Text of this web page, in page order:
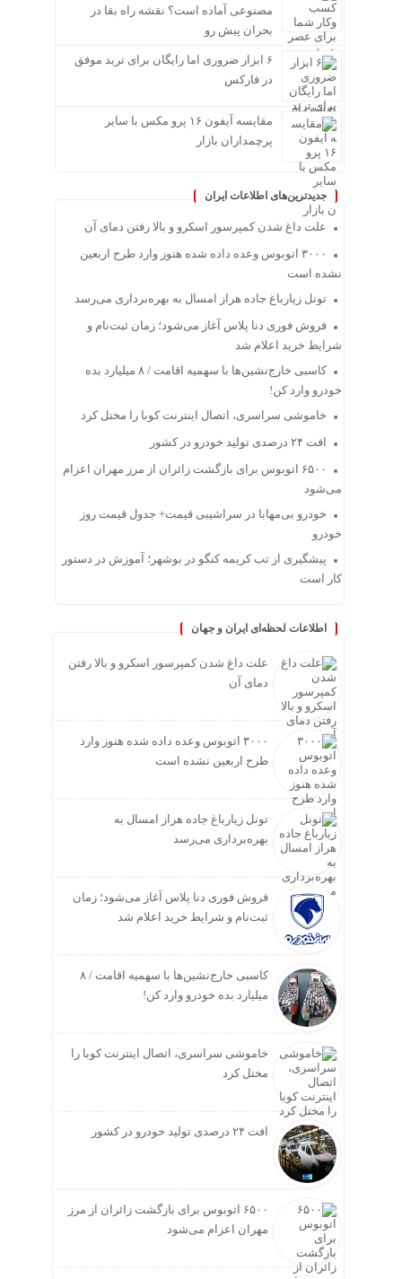
مصنوعی آماده است؟ نقشه راه بقا در
بحران پیش رو
۶ ابزار ضروری اما رایگان برای ترید موفق
در فارکس
مقایسه آیفون ۱۶ پرو مکس با سایر
پرچمداران بازار
جدیدترین‌های اطلاعات ایران
علت داغ شدن کمپرسور اسکرو و بالا رفتن دمای آن
۳۰۰۰ اتوبوس وعده داده شده هنوز وارد طرح اربعین
نشده است
تونل زیارباغ جاده هراز امسال به بهره‌برداری می‌رسد
فروش فوری دنا پلاس آغاز می‌شود؛ زمان ثبت‌نام و
شرایط خرید اعلام شد
کاسبی خارج‌نشین‌ها با سهمیه اقامت / ۸ میلیارد بده
خودرو وارد کن!
خاموشی سراسری، اتصال اینترنت کوبا را مختل کرد
افت ۲۴ درصدی تولید خودرو در کشور
۶۵۰۰ اتوبوس برای بازگشت زائران از مرز مهران اعزام
می‌شود
خودرو بی‌مهابا در سراشیبی قیمت+ جدول قیمت روز
خودرو
پیشگیری از تب کریمه کنگو در بوشهر؛ آموزش در دستور
کار است
اطلاعات لحظه‌ای ایران و جهان
علت داغ شدن کمپرسور اسکرو و بالا رفتن
دمای آن
۳۰۰۰ اتوبوس وعده داده شده هنوز وارد
طرح اربعین نشده است
تونل زیارباغ جاده هراز امسال به
بهره‌برداری می‌رسد
فروش فوری دنا پلاس آغاز می‌شود؛ زمان
ثبت‌نام و شرایط خرید اعلام شد
کاسبی خارج‌نشین‌ها با سهمیه اقامت / ۸
میلیارد بده خودرو وارد کن!
خاموشی سراسری، اتصال اینترنت کوبا را
مختل کرد
افت ۲۴ درصدی تولید خودرو در کشور
۶۵۰۰ اتوبوس برای بازگشت زائران از مرز
مهران اعزام می‌شود